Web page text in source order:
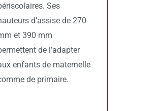
Ses
d’assise de 270
et 390 mm
de l’adapter
enfants de maternelle
de primaire.